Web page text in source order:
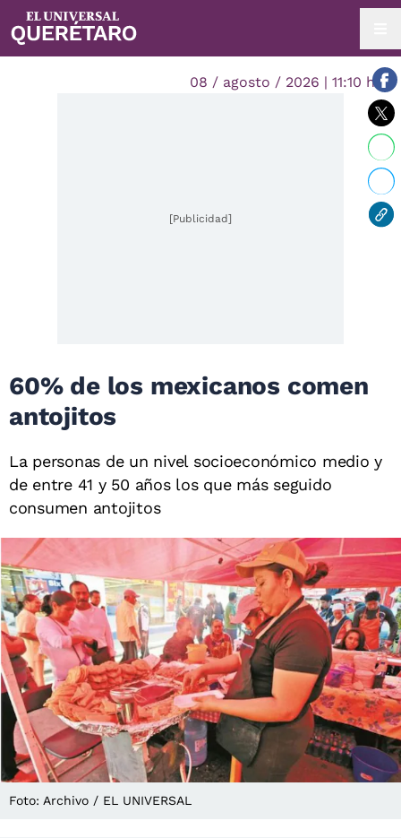
08 / agosto / 2026 | 11:10 hrs.
[Publicidad]
60% de los mexicanos comen
antojitos
La personas de un nivel socioeconómico medio y
de entre 41 y 50 años los que más seguido
consumen antojitos
Foto: Archivo / EL UNIVERSAL